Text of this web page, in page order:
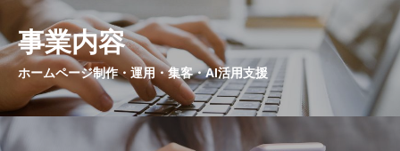
事業内容
ホームページ制作・運用・集客・AI活用支援